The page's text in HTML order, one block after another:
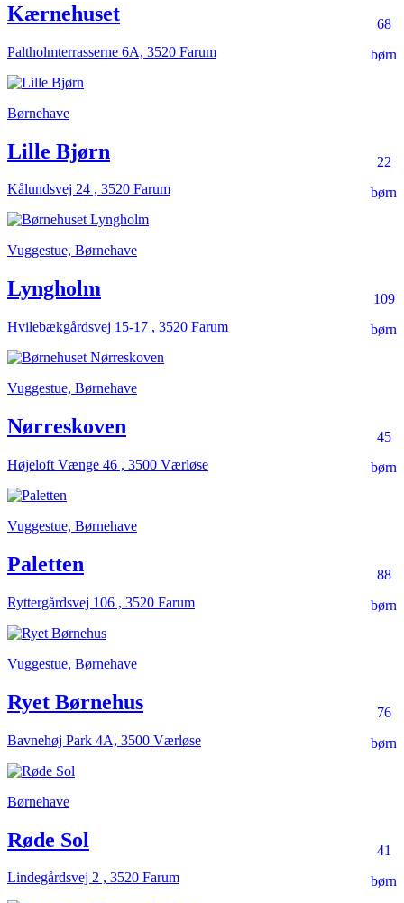
68
børn
Kærnehuset
Paltholmterrasserne 6A, 3520 Farum
Børnehave
22
børn
Lille Bjørn
Kålundsvej 24 , 3520 Farum
Vuggestue, Børnehave
109
børn
Lyngholm
Hvilebækgårdsvej 15-17 , 3520 Farum
Vuggestue, Børnehave
45
børn
Nørreskoven
Højeloft Vænge 46 , 3500 Værløse
Vuggestue, Børnehave
88
børn
Paletten
Ryttergårdsvej 106 , 3520 Farum
Vuggestue, Børnehave
76
børn
Ryet Børnehus
Bavnehøj Park 4A, 3500 Værløse
Børnehave
41
børn
Røde Sol
Lindegårdsvej 2 , 3520 Farum